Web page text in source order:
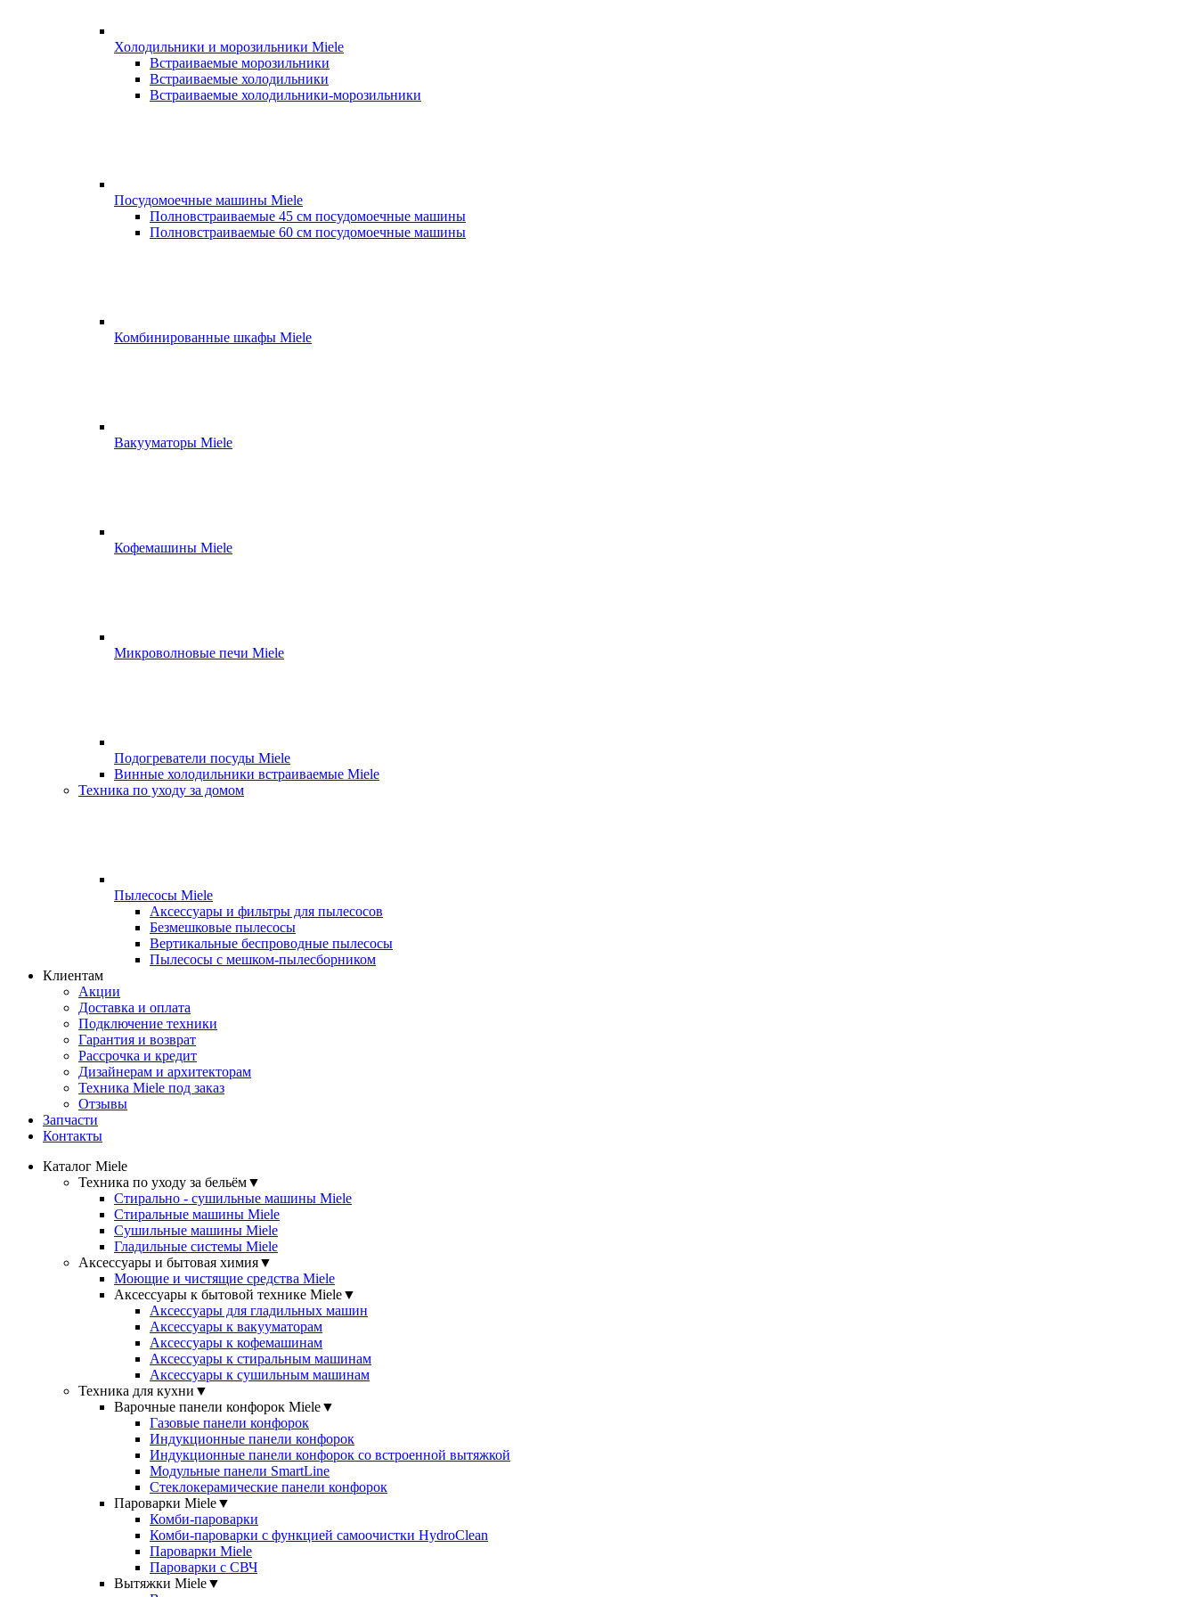
Холодильники и морозильники Miele
Встраиваемые морозильники
Встраиваемые холодильники
Встраиваемые холодильники-морозильники
Посудомоечные машины Miele
Полновстраиваемые 45 см посудомоечные машины
Полновстраиваемые 60 см посудомоечные машины
Комбинированные шкафы Miele
Вакууматоры Miele
Кофемашины Miele
Микроволновые печи Miele
Подогреватели посуды Miele
Винные холодильники встраиваемые Miele
Техника по уходу за домом
Пылесосы Miele
Аксессуары и фильтры для пылесосов
Безмешковые пылесосы
Вертикальные беспроводные пылесосы
Пылесосы с мешком-пылесборником
Клиентам
Акции
Доставка и оплата
Подключение техники
Гарантия и возврат
Рассрочка и кредит
Дизайнерам и архитекторам
Техника Miele под заказ
Отзывы
Запчасти
Контакты
Каталог Miele
Техника по уходу за бельём▼
Стирально - сушильные машины Miele
Стиральные машины Miele
Сушильные машины Miele
Гладильные системы Miele
Аксессуары и бытовая химия▼
Моющие и чистящие средства Miele
Аксессуары к бытовой технике Miele▼
Аксессуары для гладильных машин
Аксессуары к вакууматорам
Аксессуары к кофемашинам
Аксессуары к стиральным машинам
Аксессуары к сушильным машинам
Техника для кухни ▼
Варочные панели конфорок Miele▼
Газовые панели конфорок
Индукционные панели конфорок
Индукционные панели конфорок со встроенной вытяжкой
Модульные панели SmartLine
Стеклокерамические панели конфорок
Пароварки Miele▼
Комби-пароварки
Комби-пароварки с функцией самоочистки HydroClean
Пароварки Miele
Пароварки с СВЧ
Вытяжки Miele▼